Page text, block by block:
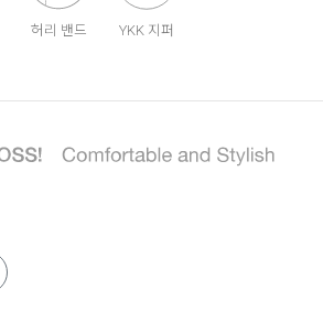
허리 밴드 YKK 지퍼